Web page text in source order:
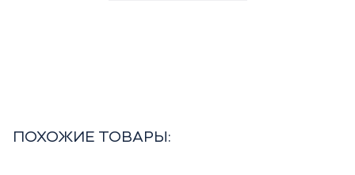
ПОХОЖИЕ ТОВАРЫ: